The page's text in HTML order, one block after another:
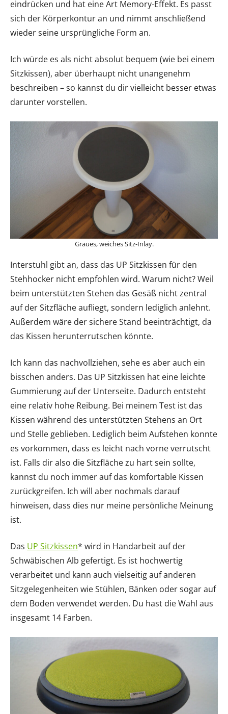
eindrücken und hat eine Art Memory-Effekt. Es passt
sich der Körperkontur an und nimmt anschließend
wieder seine ursprüngliche Form an.
Ich würde es als nicht absolut bequem (wie bei einem
Sitzkissen), aber überhaupt nicht unangenehm
beschreiben – so kannst du dir vielleicht besser etwas
darunter vorstellen.
Graues, weiches Sitz-Inlay.
Interstuhl gibt an, dass das UP Sitzkissen für den
Stehhocker nicht empfohlen wird. Warum nicht? Weil
beim unterstützten Stehen das Gesäß nicht zentral
auf der Sitzfläche aufliegt, sondern lediglich anlehnt.
Außerdem wäre der sichere Stand beeinträchtigt, da
das Kissen herunterrutschen könnte.
Ich kann das nachvollziehen, sehe es aber auch ein
bisschen anders. Das UP Sitzkissen hat eine leichte
Gummierung auf der Unterseite. Dadurch entsteht
eine relativ hohe Reibung. Bei meinem Test ist das
Kissen während des unterstützten Stehens an Ort
und Stelle geblieben. Lediglich beim Aufstehen konnte
es vorkommen, dass es leicht nach vorne verrutscht
ist. Falls dir also die Sitzfläche zu hart sein sollte,
kannst du noch immer auf das komfortable Kissen
zurückgreifen. Ich will aber nochmals darauf
hinweisen, dass dies nur meine persönliche Meinung
ist.
Das UP Sitzkissen* wird in Handarbeit auf der
Schwäbischen Alb gefertigt. Es ist hochwertig
verarbeitet und kann auch vielseitig auf anderen
Sitzgelegenheiten wie Stühlen, Bänken oder sogar auf
dem Boden verwendet werden. Du hast die Wahl aus
insgesamt 14 Farben.